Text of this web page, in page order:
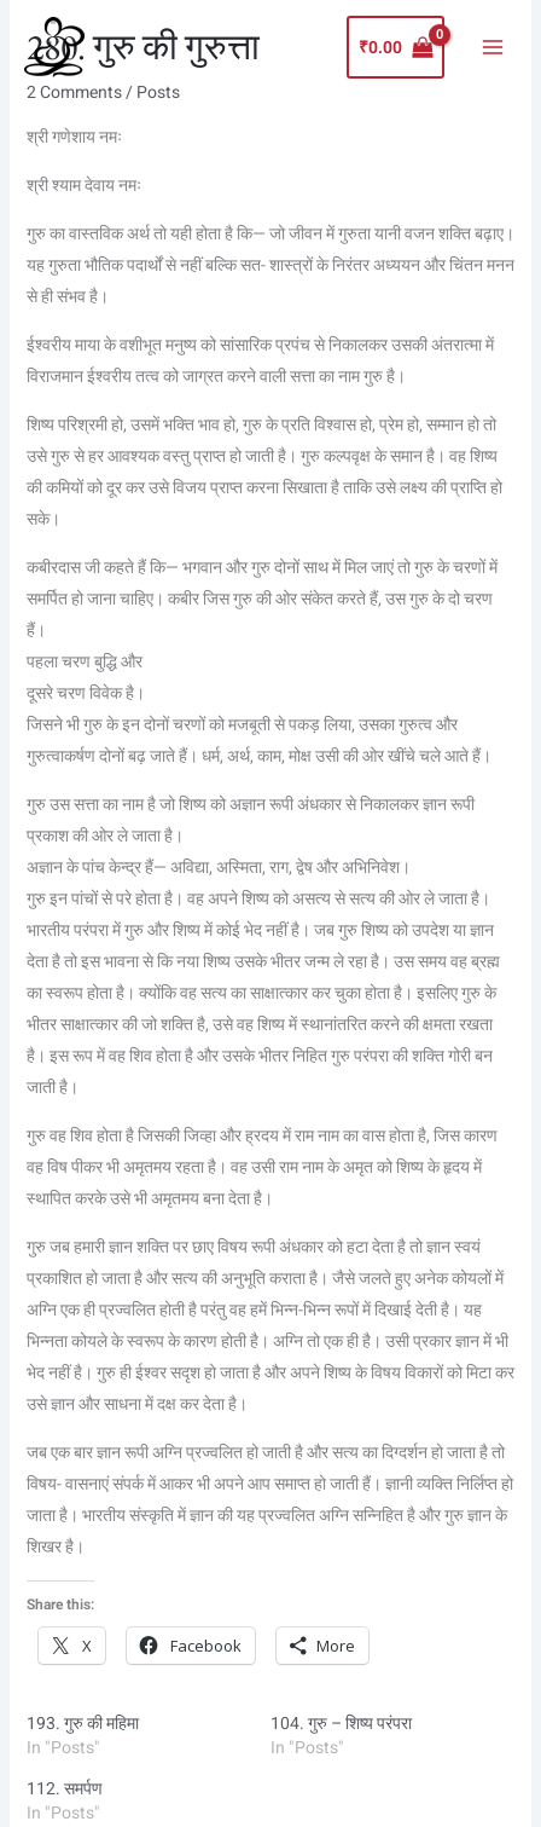
content
₹0.00
Menu
280. गुरु की गुरुत्ता
2 Comments/Posts
श्री गणेशाय नमः
श्री श्याम देवाय नमः
गुरु का वास्तविक अर्थ तो यही होता है कि— जो जीवन में गुरुता यानी वजन शक्ति बढ़ाए।
यह गुरुता भौतिक पदार्थों से नहीं बल्कि सत- शास्त्रों के निरंतर अध्ययन और चिंतन मनन
से ही संभव है।
ईश्वरीय माया के वशीभूत मनुष्य को सांसारिक प्रपंच से निकालकर उसकी अंतरात्मा में
विराजमान ईश्वरीय तत्व को जाग्रत करने वाली सत्ता का नाम गुरु है।
शिष्य परिश्रमी हो, उसमें भक्ति भाव हो, गुरु के प्रति विश्वास हो, प्रेम हो, सम्मान हो तो
उसे गुरु से हर आवश्यक वस्तु प्राप्त हो जाती है। गुरु कल्पवृक्ष के समान है। वह शिष्य
की कमियों को दूर कर उसे विजय प्राप्त करना सिखाता है ताकि उसे लक्ष्य की प्राप्ति हो
सके।
कबीरदास जी कहते हैं कि— भगवान और गुरु दोनों साथ में मिल जाएं तो गुरु के चरणों में
समर्पित हो जाना चाहिए। कबीर जिस गुरु की ओर संकेत करते हैं, उस गुरु के दो चरण
हैं।
पहला चरण बुद्धि और
दूसरे चरण विवेक है।
जिसने भी गुरु के इन दोनों चरणों को मजबूती से पकड़ लिया, उसका गुरुत्व और
गुरुत्वाकर्षण दोनों बढ़ जाते हैं। धर्म, अर्थ, काम, मोक्ष उसी की ओर खींचे चले आते हैं।
गुरु उस सत्ता का नाम है जो शिष्य को अज्ञान रूपी अंधकार से निकालकर ज्ञान रूपी
प्रकाश की ओर ले जाता है।
अज्ञान के पांच केन्द्र हैं— अविद्या, अस्मिता, राग, द्वेष और अभिनिवेश।
गुरु इन पांचों से परे होता है। वह अपने शिष्य को असत्य से सत्य की ओर ले जाता है।
भारतीय परंपरा में गुरु और शिष्य में कोई भेद नहीं है। जब गुरु शिष्य को उपदेश या ज्ञान
देता है तो इस भावना से कि नया शिष्य उसके भीतर जन्म ले रहा है। उस समय वह ब्रह्म
का स्वरूप होता है। क्योंकि वह सत्य का साक्षात्कार कर चुका होता है। इसलिए गुरु के
भीतर साक्षात्कार की जो शक्ति है, उसे वह शिष्य में स्थानांतरित करने की क्षमता रखता
है। इस रूप में वह शिव होता है और उसके भीतर निहित गुरु परंपरा की शक्ति गोरी बन
जाती है।
गुरु वह शिव होता है जिसकी जिव्हा और ह्रदय में राम नाम का वास होता है, जिस कारण
वह विष पीकर भी अमृतमय रहता है। वह उसी राम नाम के अमृत को शिष्य के हृदय में
स्थापित करके उसे भी अमृतमय बना देता है।
गुरु जब हमारी ज्ञान शक्ति पर छाए विषय रूपी अंधकार को हटा देता है तो ज्ञान स्वयं
प्रकाशित हो जाता है और सत्य की अनुभूति कराता है। जैसे जलते हुए अनेक कोयलों में
अग्नि एक ही प्रज्वलित होती है परंतु वह हमें भिन्न-भिन्न रूपों में दिखाई देती है। यह
भिन्नता कोयले के स्वरूप के कारण होती है। अग्नि तो एक ही है। उसी प्रकार ज्ञान में भी
भेद नहीं है। गुरु ही ईश्वर सदृश हो जाता है और अपने शिष्य के विषय विकारों को मिटा कर
उसे ज्ञान और साधना में दक्ष कर देता है।
जब एक बार ज्ञान रूपी अग्नि प्रज्वलित हो जाती है और सत्य का दिग्दर्शन हो जाता है तो
विषय- वासनाएं संपर्क में आकर भी अपने आप समाप्त हो जाती हैं। ज्ञानी व्यक्ति निर्लिप्त हो
जाता है। भारतीय संस्कृति में ज्ञान की यह प्रज्वलित अग्नि सन्निहित है और गुरु ज्ञान के
शिखर है।
Share this:
X
Facebook More
193. गुरु की महिमा
In "Posts"
104. गुरु – शिष्य परंपरा
In "Posts"
112. समर्पण
In "Posts"